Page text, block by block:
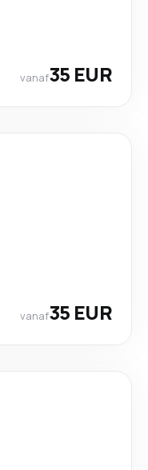
vanaf35 EUR
vanaf35 EUR